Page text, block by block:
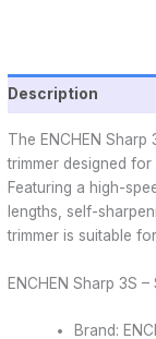
Description
The ENCHEN
trimmer designed
Featuring a high-
lengths, self-
trimmer is suitable
ENCHEN Sharp 3S
Brand: